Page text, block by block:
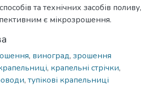
та технічних засобів поливу,
є мікрозрошення.
, виноград, зрошення
, крапельні стрічки,
, тупікові крапельниці